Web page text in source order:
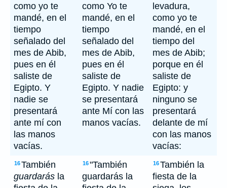
como yo te
mandé, en el
tiempo
señalado del
mes de Abib,
pues en él
saliste de
Egipto. Y
nadie se
presentará
ante mí con
las manos
vacías.
como Yo te
mandé, en el
tiempo
señalado del
mes de Abib,
pues en él
saliste de
Egipto. Y nadie
se presentará
ante Mí con las
manos vacías.
levadura,
como yo te
mandé, en el
tiempo del
mes de Abib;
porque en él
saliste de
Egipto: y
ninguno se
presentará
delante de mí
con las manos
vacías:
16También
guardarás la
16"También
guardarás la
16También la
fiesta de la